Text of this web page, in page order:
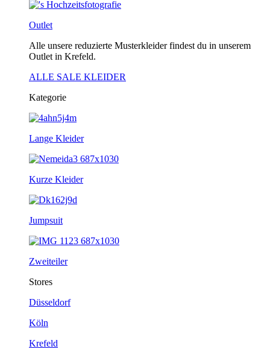
Outlet
Alle unsere reduzierte Musterkleider findest du in unserem
Outlet in Krefeld.
ALLE SALE KLEIDER
Kategorie
Lange Kleider
Kurze Kleider
Jumpsuit
Zweiteiler
Stores
Düsseldorf
Köln
Krefeld